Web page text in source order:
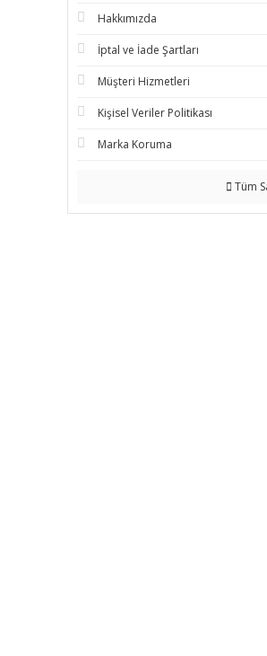
Hakkımızda
İptal ve İade Şartları
Müşteri Hizmetleri
Kişisel Veriler Politikası
Marka Koruma
Tüm